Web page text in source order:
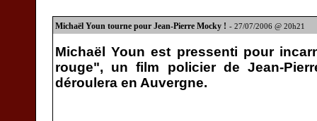
Michaël Youn tourne pour Jean-Pierre Mocky ! - 27/07/2006 @ 20h21
Michaël Youn est pressenti pour
rouge", un film policier de Jean-
déroulera en Auvergne.